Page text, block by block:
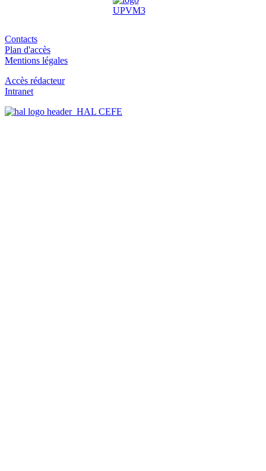
Contacts
Plan d'accès
Mentions légales
Accès rédacteur
Intranet
HAL CEFE